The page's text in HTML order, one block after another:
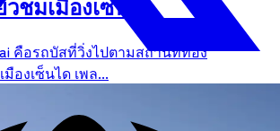
คือรถบัสที่วิ่งไปตามสถานที่ท่อง
มืองเซ็นได เพล...